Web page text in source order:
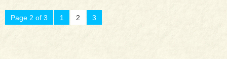
Page 2 of 3 1 2 3